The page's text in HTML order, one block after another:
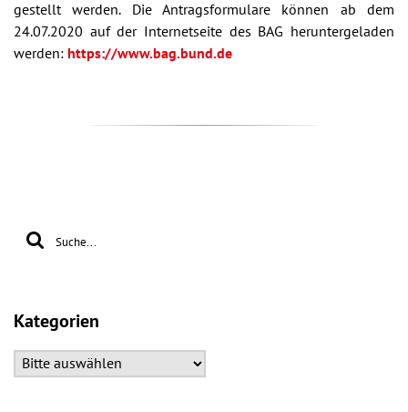
gestellt werden. Die Antragsformulare können ab dem
24.07.2020 auf der Internetseite des BAG heruntergeladen
werden: https://www.bag.bund.de
Kategorien